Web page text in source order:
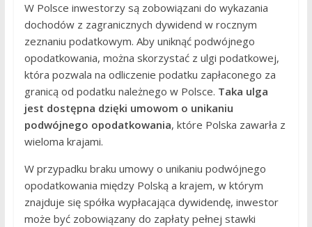
W Polsce inwestorzy są zobowiązani do wykazania
dochodów z zagranicznych dywidend w rocznym
zeznaniu podatkowym. Aby uniknąć podwójnego
opodatkowania, można skorzystać z ulgi podatkowej,
która pozwala na odliczenie podatku zapłaconego za
granicą od podatku należnego w Polsce. Taka ulga
jest dostępna dzięki umowom o unikaniu
podwójnego opodatkowania, które Polska zawarła z
wieloma krajami.
W przypadku braku umowy o unikaniu podwójnego
opodatkowania między Polską a krajem, w którym
znajduje się spółka wypłacająca dywidendę, inwestor
może być zobowiązany do zapłaty pełnej stawki